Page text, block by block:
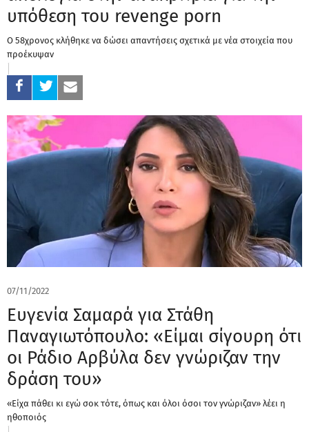
υπόθεση του revenge porn
Ο 58χρονος κλήθηκε να δώσει απαντήσεις σχετικά με νέα στοιχεία που
προέκυψαν
07/11/2022
Ευγενία Σαμαρά για Στάθη
Παναγιωτόπουλο: «Είμαι σίγουρη ότι
οι Ράδιο Αρβύλα δεν γνώριζαν την
δράση του»
«Είχα πάθει κι εγώ σοκ τότε, όπως και όλοι όσοι τον γνώριζαν» λέει η
ηθοποιός